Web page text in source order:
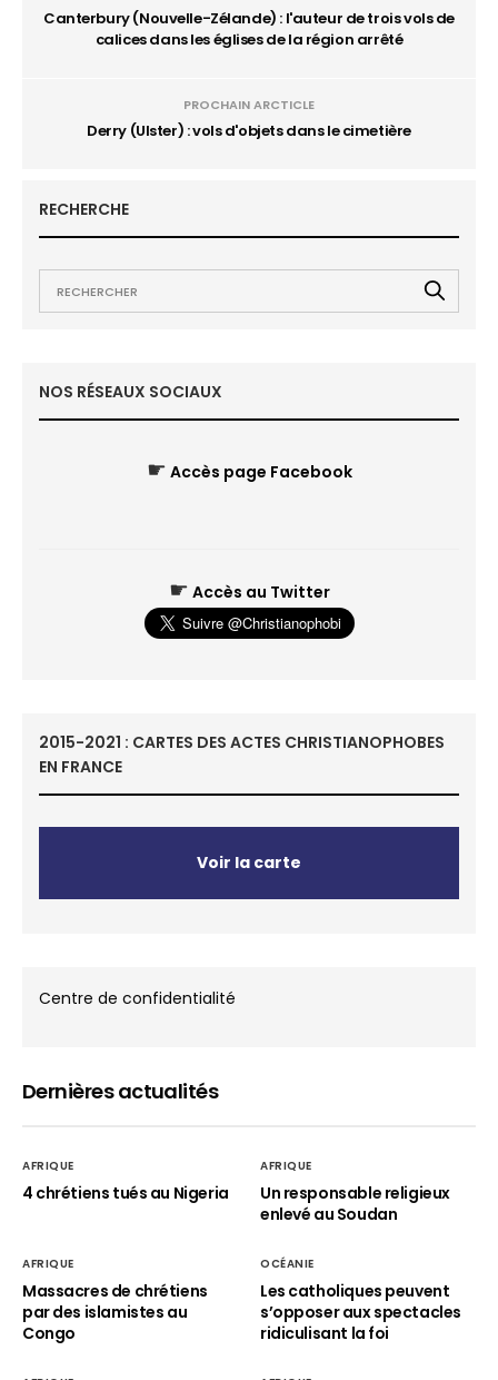
Canterbury (Nouvelle-Zélande) : l'auteur de trois vols de
calices dans les églises de la région arrêté
PROCHAIN ARCTICLE
Derry (Ulster) : vols d'objets dans le cimetière
RECHERCHE
NOS RÉSEAUX SOCIAUX
☛ Accès page Facebook
☛ Accès au Twitter
2015-2021 : CARTES DES ACTES CHRISTIANOPHOBES
EN FRANCE
Voir la carte
Centre de confidentialité
Dernières actualités
AFRIQUE
4 chrétiens tués au Nigeria
AFRIQUE
Un responsable religieux
enlevé au Soudan
AFRIQUE
Massacres de chrétiens
par des islamistes au
Congo
OCÉANIE
Les catholiques peuvent
s’opposer aux spectacles
ridiculisant la foi